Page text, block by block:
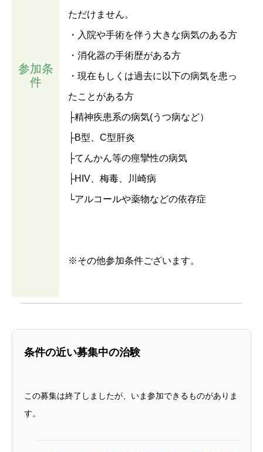
参加条
件
ただけません。
・入院や手術を伴う大きな病気のある方
・消化器の手術歴がある方
・現在もしくは過去に以下の病気を患っ
たことがある方
├精神疾患系の病気(うつ病など）
├B型、C型肝炎
├てんかん等の痙攣性の病気
├HIV、梅毒、川崎病
└アルコールや薬物などの依存症
※その他参加条件ございます。
条件の近い募集中の治験
この募集は終了しましたが、いま参加できるものがありま
す。